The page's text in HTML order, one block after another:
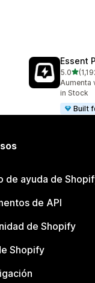
Essent
5.0de 5
1192
Aumenta
in Stock
Built
de ayuda de
de API
de Shopify
Shopify